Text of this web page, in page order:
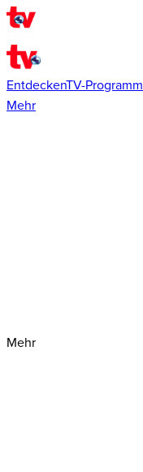
EntdeckenTV-Programm
Mehr
Mehr